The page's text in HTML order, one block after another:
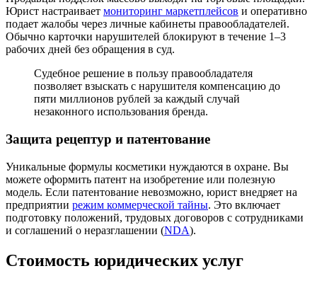
Юрист настраивает мониторинг маркетплейсов и оперативно
подает жалобы через личные кабинеты правообладателей.
Обычно карточки нарушителей блокируют в течение 1–3
рабочих дней без обращения в суд.
Судебное решение в пользу правообладателя
позволяет взыскать с нарушителя компенсацию до
пяти миллионов рублей за каждый случай
незаконного использования бренда.
Защита рецептур и патентование
Уникальные формулы косметики нуждаются в охране. Вы
можете оформить патент на изобретение или полезную
модель. Если патентование невозможно, юрист внедряет на
предприятии режим коммерческой тайны. Это включает
подготовку положений, трудовых договоров с сотрудниками
и соглашений о неразглашении (NDA).
Стоимость юридических услуг